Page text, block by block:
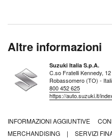
Altre informazioni
Suzuki Italia S.p.A.
C.so Fratelli Kennedy, 12
Robassomero (TO) -
800 452 625
https://auto.suzuki.it/
INFORMAZIONI AGGIUNTIVE
MERCHANDISING
| SERVIZI